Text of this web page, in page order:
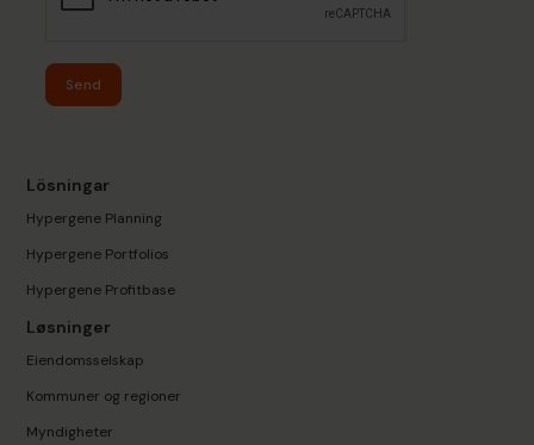
Send
Lösningar
Hypergene Planning
Hypergene Portfolios
Hypergene Profitbase
Løsninger
Eiendomsselskap
Kommuner og regioner
Myndigheter